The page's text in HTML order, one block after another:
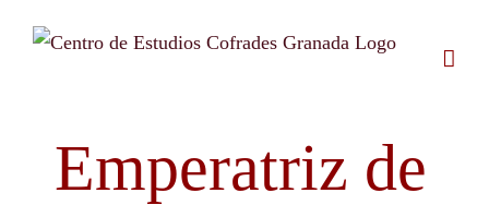
Emperatriz de